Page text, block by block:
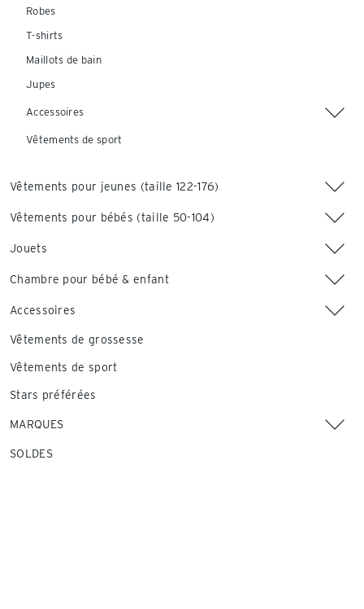
Robes
T-shirts
Maillots de bain
Jupes
Accessoires
Vêtements de sport
Vêtements pour jeunes (taille 122-176)
Vêtements pour bébés (taille 50-104)
Jouets
Chambre pour bébé & enfant
Accessoires
Vêtements de grossesse
Vêtements de sport
Stars préférées
MARQUES
SOLDES